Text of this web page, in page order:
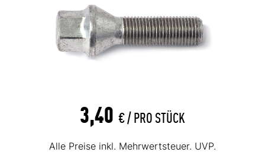
3,40 € /PRO STÜCK
Alle Preise inkl. Mehrwertsteuer. UVP.